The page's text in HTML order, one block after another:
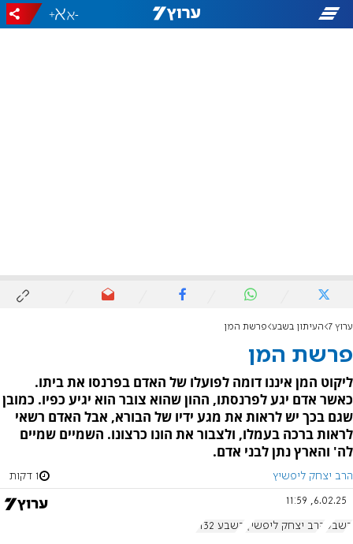
-
+
ערוץ 7 העיתון בשבע פרשת המן
פרשת המן
ליקוט המן איננו דומה לפועלו של האדם בפרנסו את ביתו.
כאשר אדם יגע לפרנסתו, ההון שהוא צובר הוא יגיע כפיו. כמובן
שגם בכך יש לראות את מגע ידיו של הבורא, אבל האדם רשאי
לראות ברכה בעמלו, ולצבור את הונו כרצונו. השמיים שמיים
לה' והארץ נתן לבני אדם.
הרב יצחק ליפשיץ 1 דקות
6.02.25, 11:59
בשבע הרב יצחק ליפשיץ בשבע 1132